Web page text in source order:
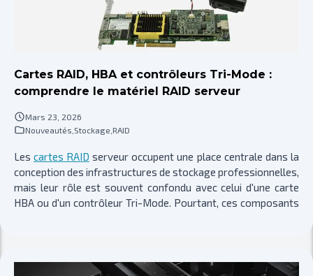
Cartes RAID, HBA et contrôleurs Tri-Mode :
comprendre le matériel RAID serveur
Mars 23, 2026
Nouveautés Stockage RAID
Les cartes RAID serveur occupent une place centrale dans la
conception des infrastructures de stockage professionnelles,
mais leur rôle est souvent confondu avec celui d'une carte
HBA ou d'un contrôleur Tri-Mode. Pourtant, ces composants
mécanismes de tolérance de panne. Une carte HBA expose au